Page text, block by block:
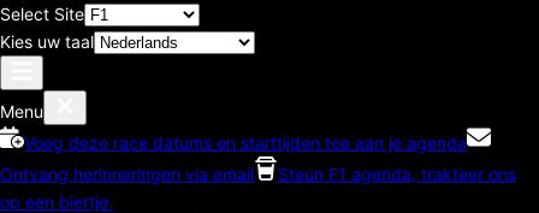
Select Site
Kies uw taal
Menu
Voeg deze race datums en starttijden toe aan je agenda
Ontvang herinneringen via email
Steun F1 agenda, trakteer ons
op een biertje.